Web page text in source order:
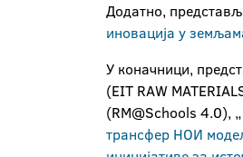
Додатно,
иновација у
У коначници,
(EIT RAW
(RM@Schools 4.0), „
трансфер НОИ